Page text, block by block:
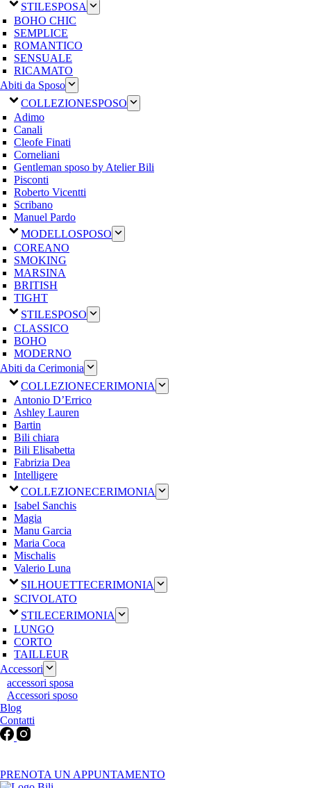
STILESPOSA
BOHO CHIC
SEMPLICE
ROMANTICO
SENSUALE
RICAMATO
Abiti da Sposo
COLLEZIONESPOSO
Adimo
Canali
Cleofe Finati
Corneliani
Gentleman sposo by Atelier Bili
Pisconti
Roberto Vicentti
Scribano
Manuel Pardo
MODELLOSPOSO
COREANO
SMOKING
MARSINA
BRITISH
TIGHT
STILESPOSO
CLASSICO
BOHO
MODERNO
Abiti da Cerimonia
COLLEZIONECERIMONIA
Antonio D’Errico
Ashley Lauren
Bartin
Bili chiara
Bili Elisabetta
Fabrizia Dea
Intelligere
COLLEZIONECERIMONIA
Isabel Sanchis
Magia
Manu Garcia
Maria Coca
Mischalis
Valerio Luna
SILHOUETTECERIMONIA
SCIVOLATO
STILECERIMONIA
LUNGO
CORTO
TAILLEUR
Accessori
accessori sposa
Accessori sposo
Blog
Contatti
PRENOTA UN APPUNTAMENTO